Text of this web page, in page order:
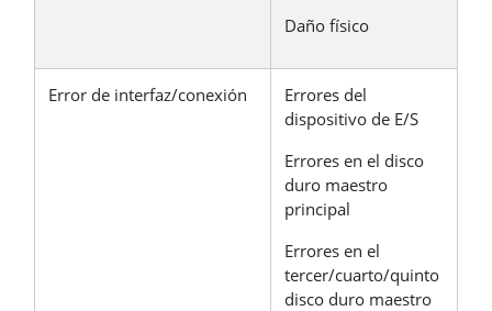
Daño físico
Error de interfaz/conexión
Errores del
dispositivo de E/S
Errores en el disco
duro maestro
principal
Errores en el
tercer/cuarto/quinto
disco duro maestro